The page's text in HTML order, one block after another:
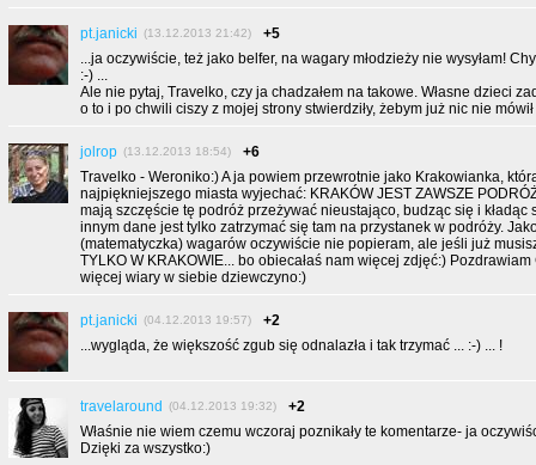
pt.janicki (13.12.2013 21:42)
+5
...ja oczywiście, też jako belfer, na wagary młodzieży nie wysyłam!
:-) ...
Ale nie pytaj, Travelko, czy ja chadzałem na takowe. Własne dzieci
o to i po chwili ciszy z mojej strony stwierdziły, żebym już nic nie mówił
jolrop (13.12.2013 18:54)
+6
Travelko - Weroniko:) A ja powiem przewrotnie jako Krakowianka,
najpiękniejszego miasta wyjechać: KRAKÓW JEST ZAWSZE
mają szczęście tę podróż przeżywać nieustająco, budząc się i kładąc
innym dane jest tylko zatrzymać się tam na przystanek w podróży.
(matematyczka) wagarów oczywiście nie popieram, ale jeśli już
TYLKO W KRAKOWIE... bo obiecałaś nam więcej zdjęć:)
więcej wiary w siebie dziewczyno:)
pt.janicki (04.12.2013 19:57)
+2
...wygląda, że większość zgub się odnalazła i tak trzymać ... :-) ... !
travelaround (04.12.2013 19:32)
+2
Właśnie nie wiem czemu wczoraj poznikały te komentarze- ja
Dzięki za wszystko:)